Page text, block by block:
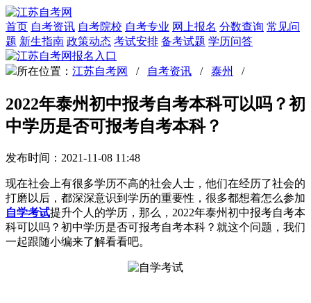
首页 自考资讯 自考院校 自考专业 网上报名 分数查询 常见问
题 新生指南 政策动态 考试安排 备考试题 学历问答
所在位置： 江苏自考网 / 自考资讯 / 泰州 /
2022年泰州初中报考自考本科可以吗？初
中学历是否可报考自考本科？
发布时间：2021-11-08 11:48
现在社会上有很多学历不高的社会人士，他们在经历了社会的
打磨以后，都深深意识到学历的重要性，很多都想着怎么参加
自学考试提升个人的学历，那么，2022年泰州初中报考自考本
科可以吗？初中学历是否可报考自考本科？就这个问题，我们
一起跟随小编来了解看看吧。